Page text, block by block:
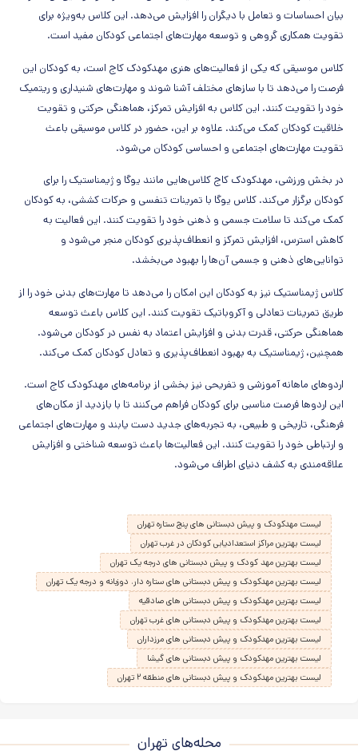
بیان احساسات و تعامل با دیگران را افزایش می‌دهد. این کلاس به‌ویژه برای
تقویت همکاری گروهی و توسعه مهارت‌های اجتماعی کودکان مفید است.
کلاس موسیقی که یکی از فعالیت‌های هنری مهدکودک کاج است، به کودکان این
فرصت را می‌دهد تا با سازهای مختلف آشنا شوند و مهارت‌های شنیداری و ریتمیک
خود را تقویت کنند. این کلاس به افزایش تمرکز، هماهنگی حرکتی و تقویت
خلاقیت کودکان کمک می‌کند. علاوه بر این، حضور در کلاس موسیقی باعث
تقویت مهارت‌های اجتماعی و احساسی کودکان می‌شود.
در بخش ورزشی، مهدکودک کاج کلاس‌هایی مانند یوگا و ژیمناستیک را برای
کودکان برگزار می‌کند. کلاس یوگا با تمرینات تنفسی و حرکات کششی، به کودکان
کمک می‌کند تا سلامت جسمی و ذهنی خود را تقویت کنند. این فعالیت به
کاهش استرس، افزایش تمرکز و انعطاف‌پذیری کودکان منجر می‌شود و
توانایی‌های ذهنی و جسمی آن‌ها را بهبود می‌بخشد.
کلاس ژیمناستیک نیز به کودکان این امکان را می‌دهد تا مهارت‌های بدنی خود را از
طریق تمرینات تعادلی و آکروباتیک تقویت کنند. این کلاس باعث توسعه
هماهنگی حرکتی، قدرت بدنی و افزایش اعتماد به نفس در کودکان می‌شود.
همچنین، ژیمناستیک به بهبود انعطاف‌پذیری و تعادل کودکان کمک می‌کند.
اردوهای ماهانه آموزشی و تفریحی نیز بخشی از برنامه‌های مهدکودک کاج است.
این اردوها فرصت مناسبی برای کودکان فراهم می‌کنند تا با بازدید از مکان‌های
فرهنگی، تاریخی و طبیعی، به تجربه‌های جدید دست یابند و مهارت‌های اجتماعی
و ارتباطی خود را تقویت کنند. این فعالیت‌ها باعث توسعه شناختی و افزایش
علاقه‌مندی به کشف دنیای اطراف می‌شود.
لیست مهدکودک و پیش دبستانی های پنج ستاره تهران
لیست بهترین مراکز استعدادیابی کودکان در غرب تهران
لیست بهترین مهد کودک و پیش دبستانی های درجه یک تهران
لیست بهترین مهدکودک و پیش دبستانی های ستاره دار، دوزبانه و درجه یک تهران
لیست بهترین مهدکودک و پیش دبستانی های صادقیه
لیست بهترین مهدکودک و پیش دبستانی های غرب تهران
لیست بهترین مهدکودک و پیش دبستانی های مرزداران
لیست بهترین مهدکودک و پیش دبستانی های گیشا
لیست بهترین مهدکودک و پیش دبستانی های منطقه ۲ تهران
محله‌های تهران